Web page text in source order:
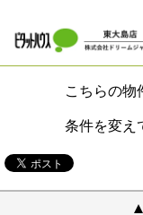
こちらの物
条件を変え